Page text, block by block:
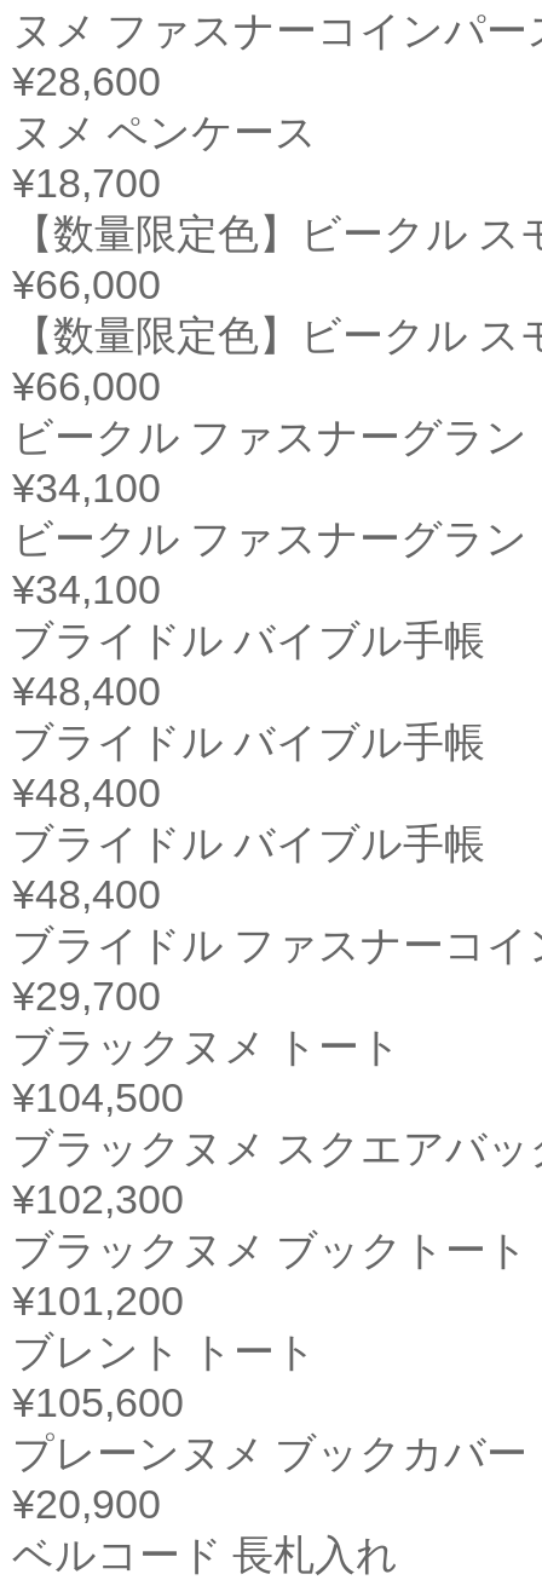
ヌメ ファスナーコインパー
¥28,600
ヌメ ペンケース
¥18,700
【数量限定色】ビークル
¥66,000
【数量限定色】ビークル
¥66,000
ビークル ファスナーグラン
¥34,100
ビークル ファスナーグラン
¥34,100
ブライドル バイブル手帳
¥48,400
ブライドル バイブル手帳
¥48,400
ブライドル バイブル手帳
¥48,400
ブライドル ファスナーコイ
¥29,700
ブラックヌメ トート
¥104,500
ブラックヌメ スクエアバッ
¥102,300
ブラックヌメ ブックトート
¥101,200
ブレント トート
¥105,600
プレーンヌメ ブックカバー
¥20,900
ベルコード 長札入れ